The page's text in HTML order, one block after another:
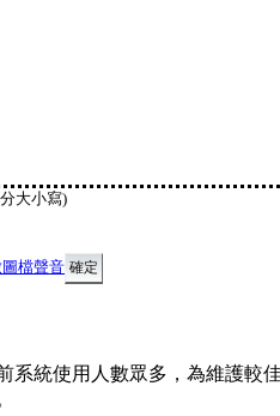
大小寫)
檔聲音
系統使用人數眾多，為維護較